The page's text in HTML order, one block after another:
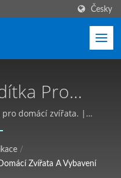
Česky
Pro
A Řešení
domácí zvířata. |
globální servis - Kyang
/
Zvířata A Vybavení